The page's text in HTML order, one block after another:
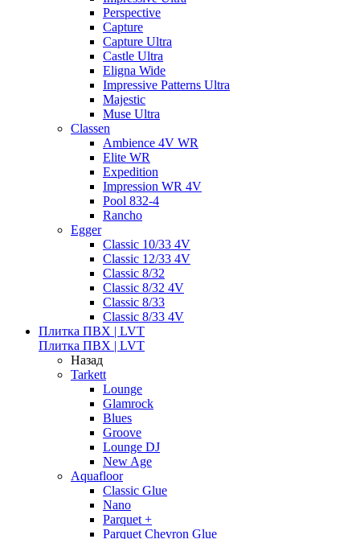
Perspective
Capture
Capture Ultra
Castle Ultra
Eligna Wide
Impressive Patterns Ultra
Majestic
Muse Ultra
Classen
Ambience 4V WR
Elite WR
Expedition
Impression WR 4V
Pool 832-4
Rancho
Egger
Classic 10/33 4V
Classic 12/33 4V
Classic 8/32
Classic 8/32 4V
Classic 8/33
Classic 8/33 4V
Плитка ПВХ | LVT
Плитка ПВХ | LVT
Назад
Tarkett
Lounge
Glamrock
Blues
Groove
Lounge DJ
New Age
Aquafloor
Classic Glue
Nano
Parquet +
Parquet Chevron Glue